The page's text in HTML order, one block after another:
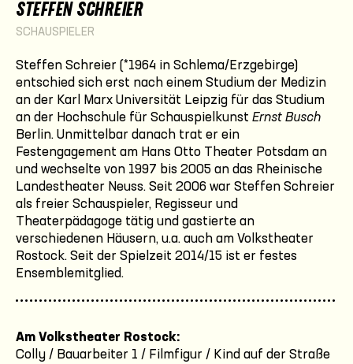
STEFFEN SCHREIER
SCHAUSPIELER
Steffen Schreier (*1964 in Schlema/Erzgebirge)
entschied sich erst nach einem Studium der Medizin
an der Karl Marx Universität Leipzig für das Studium
an der Hochschule für Schauspielkunst Ernst Busch
Berlin. Unmittelbar danach trat er ein
Festengagement am Hans Otto Theater Potsdam an
und wechselte von 1997 bis 2005 an das Rheinische
Landestheater Neuss. Seit 2006 war Steffen Schreier
als freier Schauspieler, Regisseur und
Theaterpädagoge tätig und gastierte an
verschiedenen Häusern, u.a. auch am Volkstheater
Rostock. Seit der Spielzeit 2014/15 ist er festes
Ensemblemitglied.
Am Volkstheater Rostock:
Colly / Bauarbeiter 1 / Filmfigur / Kind auf der Straße